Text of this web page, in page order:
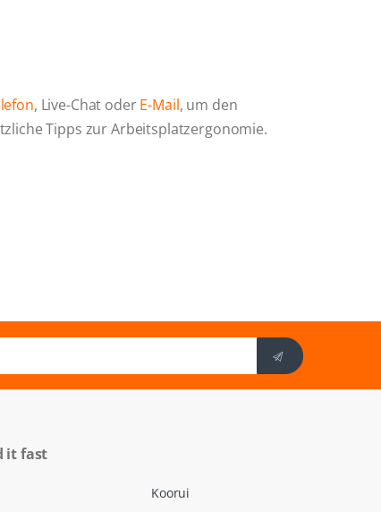
, Live-Chat oderE-Mail, um den
Tipps zur Arbeitsplatzergonomie.
it fast
Koorui